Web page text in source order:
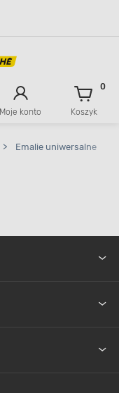
Moje konto Koszyk
0
> Emalie uniwersalne